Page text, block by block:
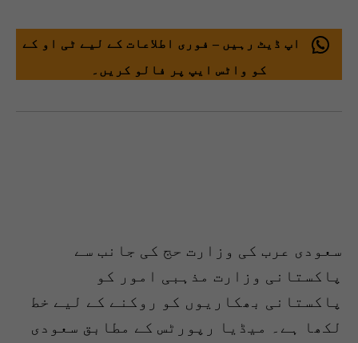
اپ ڈیٹ رہیں – فوری اطلاعات کے لیے ٹی او کے
کو واٹس ایپ پر فالو کریں۔
سعودی عرب کی وزارت حج کی جانب سے
پاکستانی وزارت مذہبی امور کو
پاکستانی بھکاریوں کو روکنے کے لیے خط
لکھا ہے۔ میڈیا رپورٹس کے مطابق سعودی